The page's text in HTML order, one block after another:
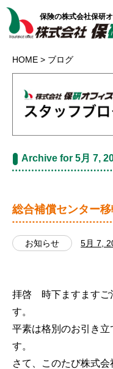
保険の株式会社保研
HOME ブログ
Archive for 5月 7,
総合補償センター
お知らせ 5月 7,
拝啓 時下ますますご
す。
平素は格別のお引き立
す。
さて、このたび株式